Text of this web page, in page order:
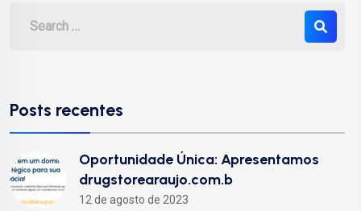
Posts recentes
Oportunidade Única: Apresentamos
drugstorearaujo.com.b
12 de agosto de 2023